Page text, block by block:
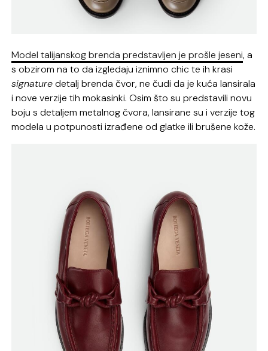
Model talijanskog brenda predstavljen je prošle jeseni, a
s obzirom na to da izgledaju iznimno chic te ih krasi
signaturedetalj brenda čvor, ne čudi da je kuća lansirala
i nove verzije tih mokasinki. Osim što su predstavili novu
boju s detaljem metalnog čvora, lansirane su i verzije tog
modela u potpunosti izrađene od glatke ili brušene kože.